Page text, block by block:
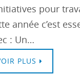
pour
année c’est
: Un…
PLUS